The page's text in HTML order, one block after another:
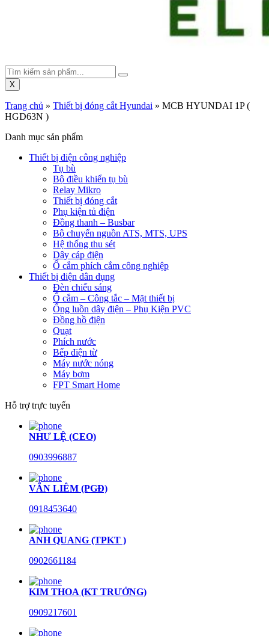
X
Trang chủ » Thiết bị đóng cắt Hyundai » MCB HYUNDAI 1P (
HGD63N )
Danh mục sản phẩm
Thiết bị điện công nghiệp
Tụ bù
Bộ điều khiển tụ bù
Relay Mikro
Thiết bị đóng cắt
Phụ kiện tủ điện
Đồng thanh – Busbar
Bộ chuyển nguồn ATS, MTS, UPS
Hệ thống thu sét
Dây cáp điện
Ổ cắm phích cắm công nghiệp
Thiết bị điện dân dụng
Đèn chiếu sáng
Ổ cắm – Công tắc – Mặt thiết bị
Ống luồn dây điện – Phụ Kiện PVC
Đồng hồ điện
Quạt
Phích nước
Bếp điện từ
Máy nước nóng
Máy bơm
FPT Smart Home
Hỗ trợ trực tuyến
NHƯ LỆ (CEO)
0903996887
VĂN LIÊM (PGĐ)
0918453640
ANH QUANG (TPKT )
0902661184
KIM THOA (KT TRƯỞNG)
0909217601